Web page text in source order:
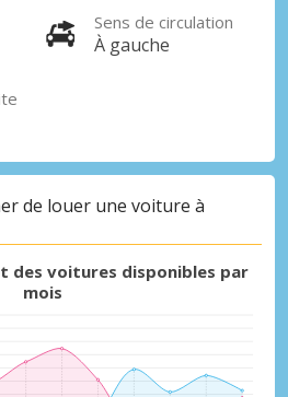
Sens de circulation
À gauche
de louer une voiture à
des voitures disponibles par
mois